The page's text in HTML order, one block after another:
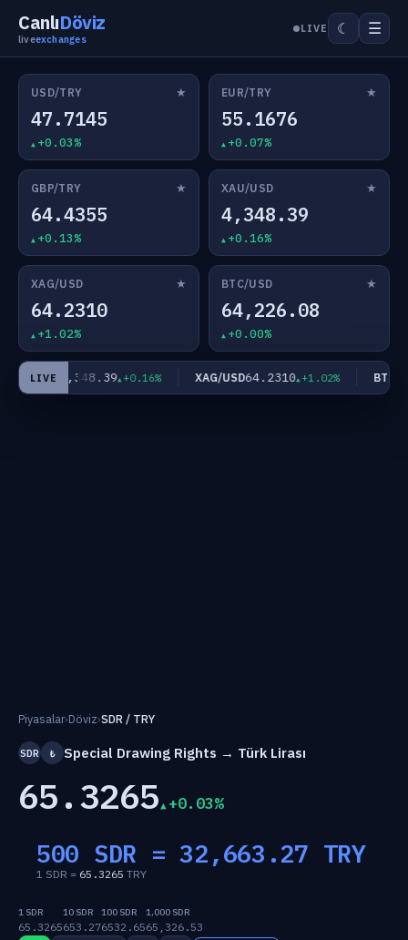
CanlıDöviz
liveexchanges
LIVE ☾ ☰
USD/TRY ★
47.7145
+0.03%
EUR/TRY ★
55.1676
+0.07%
GBP/TRY ★
64.4355
+0.13%
XAU/USD ★
4,348.39
+0.16%
XAG/USD ★
64.2310
+1.02%
BTC/USD ★
64,226.08
+0.00%
LIVE
XAU/USD4,348.39 +0.16% XAG/USD64.2310 +1.02% BTC/
Piyasalar›Döviz›SDR / TRY
SDR ₺ Special Drawing Rights → Türk Lirası
65.3265 +0.03%
500 SDR =32,663.27 TRY
1 SDR = 65.3265 TRY
1 SDR
65.3265
10 SDR
653.27
100 SDR
6532.65
1,000 SDR
65,326.53